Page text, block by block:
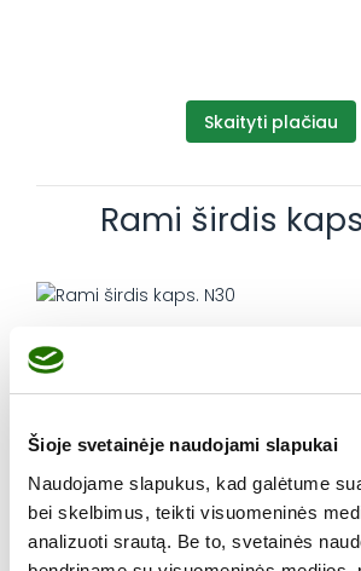
Šioje svetainėje naudojami slapukai
Naudojame slapukus, kad galėtume
bei skelbimus, teikti visuomeninės
analizuoti srautą. Be to, svetainės
Skaityti plačiau
Rami širdis
Ramiame kūne – rami širdis
Skaityti plačiau